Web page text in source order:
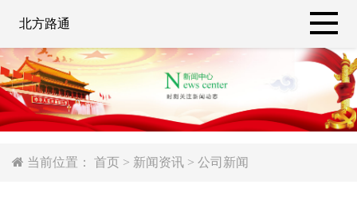
北方路通
当前位置： 首页 > 新闻资讯 > 公司新闻